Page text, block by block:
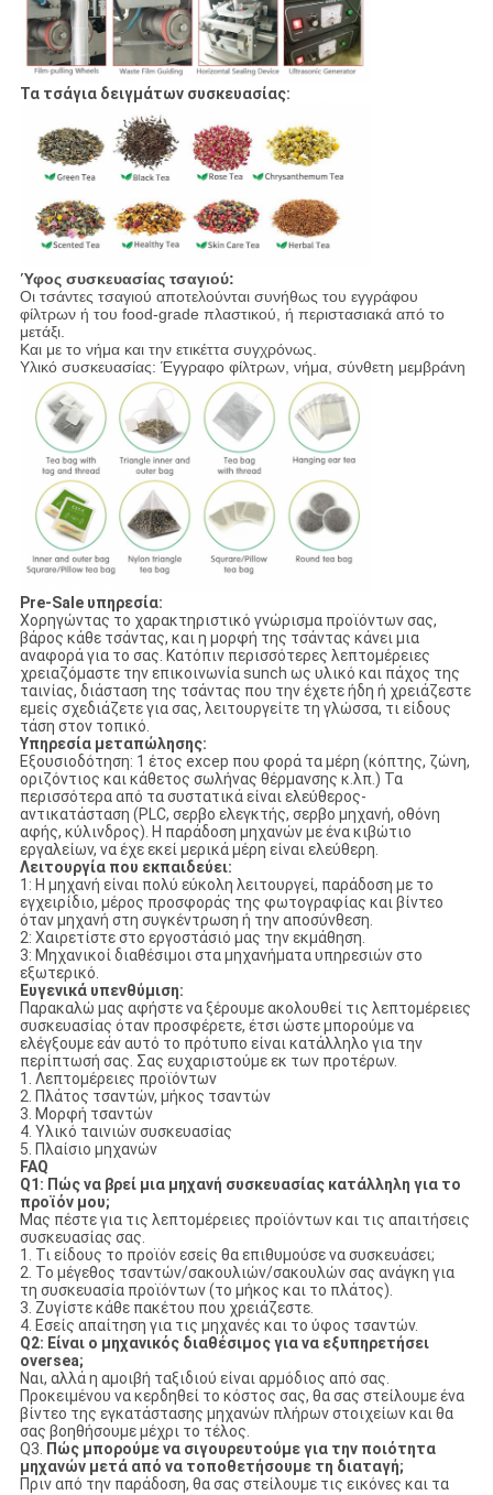
Τα τσάγια δειγμάτων συσκευασίας:
Ύφος συσκευασίας τσαγιού:
Οι τσάντες τσαγιού αποτελούνται συνήθως του εγγράφου
φίλτρων ή του food-grade πλαστικού, ή περιστασιακά από το
μετάξι.
Και με το νήμα και την ετικέττα συγχρόνως.
Υλικό συσκευασίας: Έγγραφο φίλτρων, νήμα, σύνθετη μεμβράνη
Pre-Sale υπηρεσία:
Χορηγώντας το χαρακτηριστικό γνώρισμα προϊόντων σας,
βάρος κάθε τσάντας, και η μορφή της τσάντας κάνει μια
αναφορά για το σας. Κατόπιν περισσότερες λεπτομέρειες
χρειαζόμαστε την επικοινωνία sunch ως υλικό και πάχος της
ταινίας, διάσταση της τσάντας που την έχετε ήδη ή χρειάζεστε
εμείς σχεδιάζετε για σας, λειτουργείτε τη γλώσσα, τι είδους
τάση στον τοπικό.
Υπηρεσία μεταπώλησης:
Εξουσιοδότηση: 1 έτος excep που φορά τα μέρη (κόπτης, ζώνη,
οριζόντιος και κάθετος σωλήνας θέρμανσης κ.λπ.) Τα
περισσότερα από τα συστατικά είναι ελεύθερος-
αντικατάσταση (PLC, σερβο ελεγκτής, σερβο μηχανή, οθόνη
αφής, κύλινδρος). Η παράδοση μηχανών με ένα κιβώτιο
εργαλείων, να έχε εκεί μερικά μέρη είναι ελεύθερη.
Λειτουργία που εκπαιδεύει:
1: Η μηχανή είναι πολύ εύκολη λειτουργεί, παράδοση με το
εγχειρίδιο, μέρος προσφοράς της φωτογραφίας και βίντεο
όταν μηχανή στη συγκέντρωση ή την αποσύνθεση.
2: Χαιρετίστε στο εργοστάσιό μας την εκμάθηση.
3: Μηχανικοί διαθέσιμοι στα μηχανήματα υπηρεσιών στο
εξωτερικό.
Ευγενικά υπενθύμιση:
Παρακαλώ μας αφήστε να ξέρουμε ακολουθεί τις λεπτομέρειες
συσκευασίας όταν προσφέρετε, έτσι ώστε μπορούμε να
ελέγξουμε εάν αυτό το πρότυπο είναι κατάλληλο για την
περίπτωσή σας. Σας ευχαριστούμε εκ των προτέρων.
1. Λεπτομέρειες προϊόντων
2. Πλάτος τσαντών, μήκος τσαντών
3. Μορφή τσαντών
4. Υλικό ταινιών συσκευασίας
5. Πλαίσιο μηχανών
FAQ
Q1: Πώς να βρεί μια μηχανή συσκευασίας κατάλληλη για το
προϊόν μου;
Μας πέστε για τις λεπτομέρειες προϊόντων και τις απαιτήσεις
συσκευασίας σας.
1. Τι είδους το προϊόν εσείς θα επιθυμούσε να συσκευάσει;
2. Το μέγεθος τσαντών/σακουλιών/σακουλών σας ανάγκη για
τη συσκευασία προϊόντων (το μήκος και το πλάτος).
3. Ζυγίστε κάθε πακέτου που χρειάζεστε.
4. Εσείς απαίτηση για τις μηχανές και το ύφος τσαντών.
Q2: Είναι ο μηχανικός διαθέσιμος για να εξυπηρετήσει
oversea;
Ναι, αλλά η αμοιβή ταξιδιού είναι αρμόδιος από σας.
Προκειμένου να κερδηθεί το κόστος σας, θα σας στείλουμε ένα
βίντεο της εγκατάστασης μηχανών πλήρων στοιχείων και θα
σας βοηθήσουμε μέχρι το τέλος.
Q3. Πώς μπορούμε να σιγουρευτούμε για την ποιότητα
μηχανών μετά από να τοποθετήσουμε τη διαταγή;
Πριν από την παράδοση, θα σας στείλουμε τις εικόνες και τα